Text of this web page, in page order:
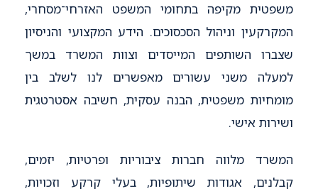
משפטית מקיפה בתחומי המשפט האזרחי־מסחרי,
המקרקעין וניהול הסכסוכים. הידע המקצועי והניסיון
שצברו השותפים המייסדים וצוות המשרד במשך
למעלה משני עשורים מאפשרים לנו לשלב בין
מומחיות משפטית, הבנה עסקית, חשיבה אסטרטגית
ושירות אישי.
המשרד מלווה חברות ציבוריות ופרטיות, יזמים,
קבלנים, אגודות שיתופיות, בעלי קרקע וזכויות,